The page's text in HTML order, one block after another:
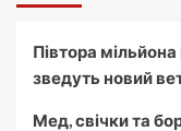
Півтора
зведуть новий
Мед, свічки та